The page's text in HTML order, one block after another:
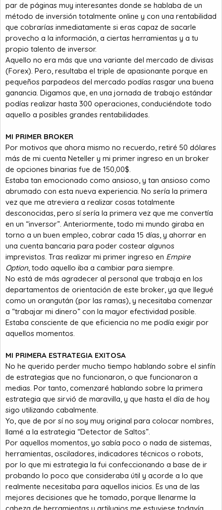
par de páginas muy interesantes donde se hablaba de un
método de inversión totalmente online y con una rentabilidad
que cobrarías inmediatamente si eras capaz de sacarle
provecho a la información, a ciertas herramientas y a tu
propio talento de inversor.
Aquello no era más que una variante del mercado de divisas
(Forex). Pero, resultaba el triple de apasionante porque en
pequeños parpadeos del mercado podías rasgar una buena
ganancia. Digamos que, en una jornada de trabajo estándar
podías realizar hasta 300 operaciones, conduciéndote todo
aquello a posibles grandes rentabilidades.
MI PRIMER BROKER
Por motivos que ahora mismo no recuerdo, retiré 50 dólares
más de mi cuenta Neteller y mi primer ingreso en un broker
de opciones binarias fue de 150,00$.
Estaba tan emocionado como ansioso, y tan ansioso como
abrumado con esta nueva experiencia. No sería la primera
vez que me atreviera a realizar cosas totalmente
desconocidas, pero sí sería la primera vez que me convertía
en un “inversor”. Anteriormente, todo mi mundo giraba en
torno a un buen empleo, cobrar cada 15 días, y ahorrar en
una cuenta bancaria para poder costear algunos
imprevistos. Tras realizar mi primer ingreso en Empire
Option, todo aquello iba a cambiar para siempre.
No está de más agradecer al personal que trabaja en los
departamentos de orientación de este broker, ya que llegué
como un orangután (por las ramas), y necesitaba comenzar
a “trabajar mi dinero” con la mayor efectividad posible.
Estaba consciente de que eficiencia no me podía exigir por
aquellos momentos.
MI PRIMERA ESTRATEGIA EXITOSA
No he querido perder mucho tiempo hablando sobre el sinfín
de estrategias que no funcionaron, o que funcionaron a
medias. Por tanto, comenzaré hablando sobre la primera
estrategia que sirvió de maravilla, y que hasta el día de hoy
sigo utilizando cabalmente.
Yo, que de por sí no soy muy original para colocar nombres,
llamé a la estrategia “Detector de Saltos”.
Por aquellos momentos, yo sabía poco o nada de sistemas,
herramientas, osciladores, indicadores técnicos o robots,
por lo que mi estrategia la fui confeccionando a base de ir
probando lo poco que consideraba útil y acorde a lo que
realmente necesitaba para aquellos inicios. Es una de las
mejores decisiones que he tomado, porque llenarme la